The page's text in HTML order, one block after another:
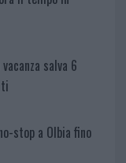
salva 6
stop a Olbia fino